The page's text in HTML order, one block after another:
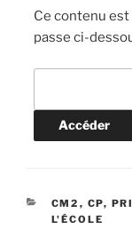
Ce contenu
passe ci-
CM2 , CP,
L'ÉCOLE